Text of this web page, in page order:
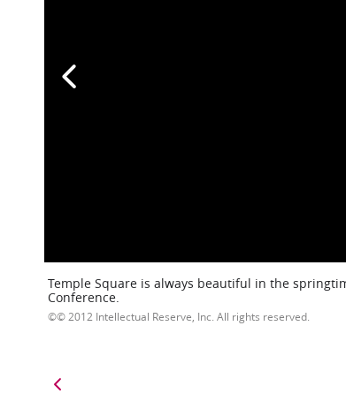
Temple Square is always beautiful in the
Conference.
© 2012 Intellectual Reserve, Inc. All rights reserved.